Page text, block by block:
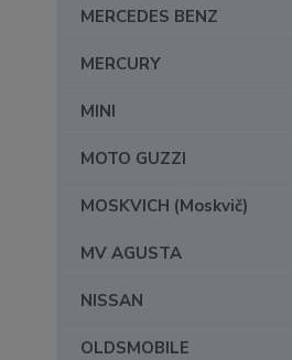
MERCEDES BENZ
MERCURY
MINI
MOTO GUZZI
MOSKVICH (Moskvič)
MV AGUSTA
NISSAN
OLDSMOBILE